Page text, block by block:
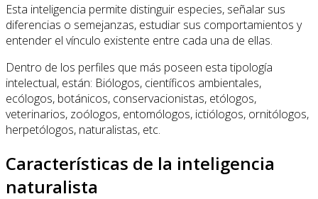
Esta inteligencia permite distinguir especies, señalar sus
diferencias o semejanzas, estudiar sus comportamientos y
entender el vínculo existente entre cada una de ellas.
Dentro de los perfiles que más poseen esta tipología
intelectual, están: Biólogos, científicos ambientales,
ecólogos, botánicos, conservacionistas, etólogos,
veterinarios, zoólogos, entomólogos, ictiólogos, ornitólogos,
herpetólogos, naturalistas, etc.
Características de la inteligencia
naturalista